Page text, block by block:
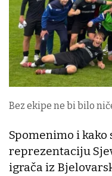
Bez ekipe ne bi bilo
Spomenimo i kako
reprezentaciju
igrača iz